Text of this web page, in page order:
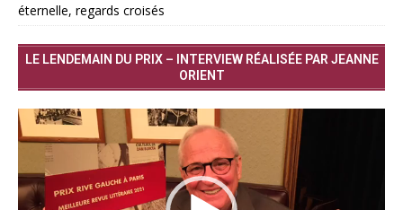
éternelle, regards croisés
LE LENDEMAIN DU PRIX – INTERVIEW RÉALISÉE PAR JEANNE
ORIENT
Lecteur
vidéo